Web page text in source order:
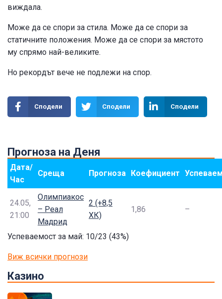
виждала.
Може да се спори за стила. Може да се спори за
статичните положения. Може да се спори за мястото
му спрямо най-великите.
Но рекордът вече не подлежи на спор.
Сподели Сподели Сподели
Прогноза на Деня
Дата/
Час
Среща Прогноза Коефициент
24.05,
21:00
Олимпиакос
– Реал
Мадрид
2 (+8,5
ХК)
1,86 –
Успеваемост за май: 10/23 (43%)
Виж всички прогнози
Казино